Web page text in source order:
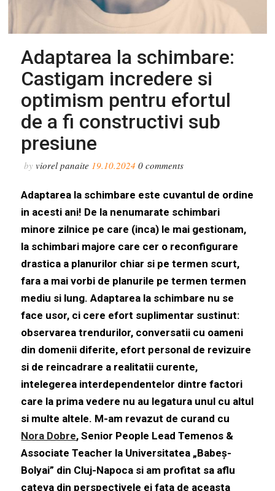
Adaptarea la schimbare:
Castigam incredere si
optimism pentru efortul
de a fi constructivi sub
presiune
byviorel panaite 19.10.2024 0comments
Adaptarea la schimbare este cuvantul de ordine
in acesti ani! De la nenumarate schimbari
minore zilnice pe care (inca) le mai gestionam,
la schimbari majore care cer o reconfigurare
drastica a planurilor chiar si pe termen scurt,
fara a mai vorbi de planurile pe termen termen
mediu si lung. Adaptarea la schimbare nu se
face usor, ci cere efort suplimentar sustinut:
observarea trendurilor, conversatii cu oameni
din domenii diferite, efort personal de revizuire
si de reincadrare a realitatii curente,
intelegerea interdependentelor dintre factori
care la prima vedere nu au legatura unul cu altul
si multe altele. M-am revazut de curand cu
Nora Dobre, Senior People Lead Temenos &
Associate Teacher la Universitatea „Babeș-
Bolyai” din Cluj-Napoca si am profitat sa aflu
cateva din perspectivele ei fata de aceasta